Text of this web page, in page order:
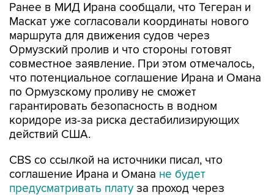
Ранее в МИД Ирана сообщали, что Тегеран и
Маскат уже согласовали координаты нового
маршрута для движения судов через
Ормузский пролив и что стороны готовят
совместное заявление. При этом отмечалось,
что потенциальное соглашение Ирана и Омана
по Ормузскому проливу не сможет
гарантировать безопасность в водном
коридоре из-за риска дестабилизирующих
действий США.
CBS со ссылкой на источники писал, что
соглашение Ирана и Омана не будет
предусматривать плату за проход через